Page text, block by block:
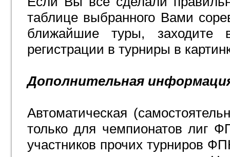
таблице выбранного Вами
ближайшие туры, заходите
регистрации в турниры в
Дополнительная
Автоматическая
только для чемпионатов лиг
участников прочих турниров